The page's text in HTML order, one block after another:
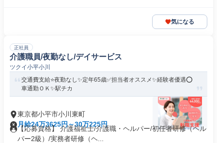
気になる
正社員
介護職員/夜勤なし/デイサービス
ツクイ小平小川
交通費支給⭐️夜勤なし✨定年65歳✅️担当者オススメ✨経験者優遇⭕️
車通勤ＯＫ✨駅チカ
東京都小平市小川東町
月給24万3625円～30万225円
【応募資格】 介護福祉士/介護職・ヘルパー/初任者研修（ヘル
パー2級）/実務者研修（ヘ...